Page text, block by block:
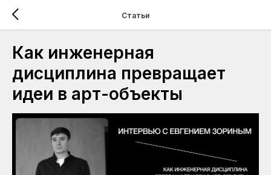
Статьи
Как инженерная
дисциплина превращает
идеи в арт-объекты